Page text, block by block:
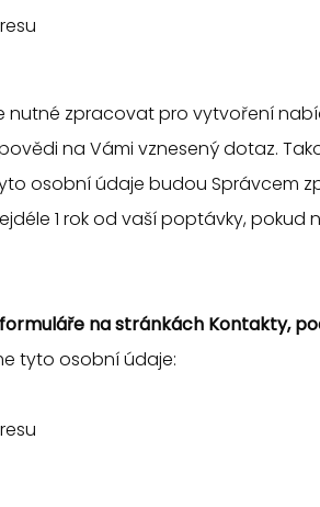
nutné zpracovat pro vytvoření
na Vámi vznesený dotaz.
osobní údaje budou Správcem
1 rok od vaší poptávky, pokud
na stránkách Kontakty,
tyto osobní údaje: